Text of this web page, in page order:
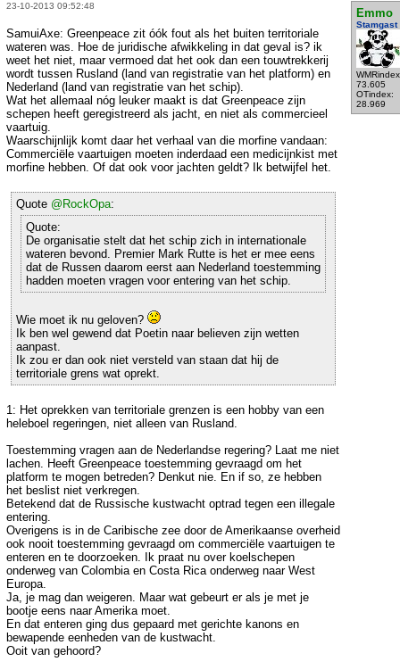
23-10-2013 09:52:48
Emmo
Stamgast
73.605
OTindex:
28.969
SamuiAxe: Greenpeace zit óók fout als het buiten territoriale
wateren was. Hoe de juridische afwikkeling in dat geval is? ik
weet het niet, maar vermoed dat het ook dan een touwtrekkerij
wordt tussen Rusland (land van registratie van het platform) en
Nederland (land van registratie van het schip).
Wat het allemaal nóg leuker maakt is dat Greenpeace zijn
schepen heeft geregistreerd als jacht, en niet als commercieel
vaartuig.
Waarschijnlijk komt daar het verhaal van die morfine vandaan:
Commerciële vaartuigen moeten inderdaad een medicijnkist met
morfine hebben. Of dat ook voor jachten geldt? Ik betwijfel het.
Quote @RockOpa:
Quote:
De organisatie stelt dat het schip zich in internationale
wateren bevond. Premier Mark Rutte is het er mee eens
dat de Russen daarom eerst aan Nederland toestemming
hadden moeten vragen voor entering van het schip.
Wie moet ik nu geloven?
Ik ben wel gewend dat Poetin naar believen zijn wetten
aanpast.
Ik zou er dan ook niet versteld van staan dat hij de
territoriale grens wat oprekt.
1: Het oprekken van territoriale grenzen is een hobby van een
heleboel regeringen, niet alleen van Rusland.
Toestemming vragen aan de Nederlandse regering? Laat me niet
lachen. Heeft Greenpeace toestemming gevraagd om het
platform te mogen betreden? Denkut nie. En if so, ze hebben
het beslist niet verkregen.
Betekend dat de Russische kustwacht optrad tegen een illegale
entering.
Overigens is in de Caribische zee door de Amerikaanse overheid
ook nooit toestemming gevraagd om commerciële vaartuigen te
enteren en te doorzoeken. Ik praat nu over koelschepen
onderweg van Colombia en Costa Rica onderweg naar West
Europa.
Ja, je mag dan weigeren. Maar wat gebeurt er als je met je
bootje eens naar Amerika moet.
En dat enteren ging dus gepaard met gerichte kanons en
bewapende eenheden van de kustwacht.
Ooit van gehoord?